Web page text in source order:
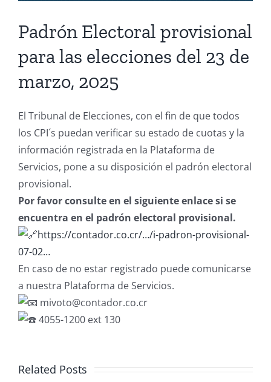
Padrón Electoral provisional
para las elecciones del 23 de
marzo, 2025
El Tribunal de Elecciones, con el fin de que todos
los CPI´s puedan verificar su estado de cuotas y la
información registrada en la Plataforma de
Servicios, pone a su disposición el padrón electoral
provisional.
Por favor consulte en el siguiente enlace si se
encuentra en el padrón electoral provisional.
https://contador.co.cr/…/i-padron-provisional-
07-02…
En caso de no estar registrado puede comunicarse
a nuestra Plataforma de Servicios.
mivoto@contador.co.cr
4055-1200 ext 130
Related Posts